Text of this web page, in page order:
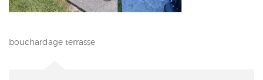
bouchardage terrasse